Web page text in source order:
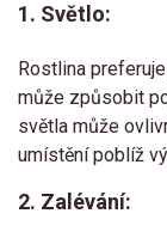
1. Světlo:
Rostlina
může způsobit
světla může
umístění poblíž
2. Zalévání: